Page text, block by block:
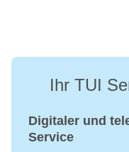
Ihr TUI
Digitaler und
Service